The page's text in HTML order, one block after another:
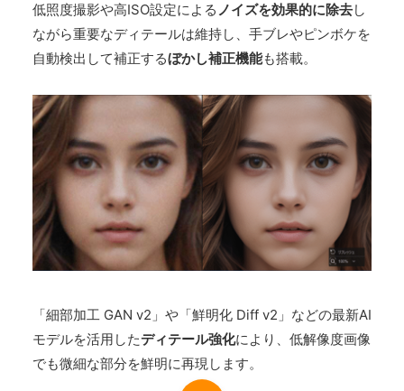
低照度撮影や高ISO設定による ノイズを効果的に除去し
ながら重要なディテールは維持し、手ブレやピンボケを
自動検出して補正するぼかし補正機能も搭載。
「細部加工 GAN v2」や「鮮明化 Diff v2」などの最新AI
モデルを活用したディテール強化により、低解像度画像
でも微細な部分を鮮明に再現します。